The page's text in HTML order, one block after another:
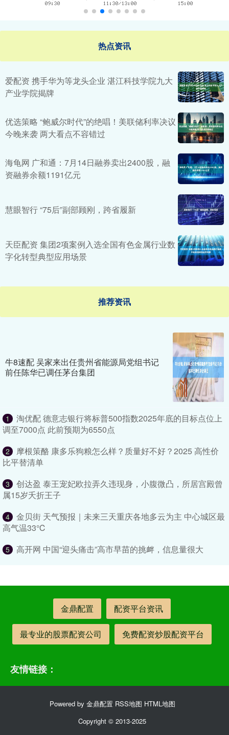
热点资讯
爱配资 携手华为等龙头企业 湛江科技学院九大
产业学院揭牌
优选策略 “鲍威尔时代”的绝唱！美联储利率决议
今晚来袭 两大看点不容错过
海龟网 广和通：7月14日融券卖出2400股，融
资融券余额1191亿元
慧眼智行 “75后”副部顾刚，跨省履新
天臣配资 集团2项案例入选全国有色金属行业数
字化转型典型应用场景
推荐资讯
牛8速配 吴家来出任贵州省能源局党组书记
前任陈华已调任茅台集团
1
淘优配 德意志银行将标普500指数2025年底的目标点位上
调至7000点 此前预期为6550点
2
摩根策酪 康多乐狗粮怎么样？质量好不好？2025 高性价
比平替清单
3
创达盈 泰王宠妃欧拉弄久违现身，小腹微凸，所居宫殿曾
属15岁夭折王子
4
金贝街 天气预报｜未来三天重庆各地多云为主 中心城区最
高气温33℃
5 高开网 中国“迎头痛击”高市早苗的挑衅，信息量很大
金鼎配置 配资平台资讯
最专业的股票配资公司 免费配资炒股配资平台
友情链接：
Powered by 金鼎配置 RSS地图 HTML地图
Copyright © 2013-2025